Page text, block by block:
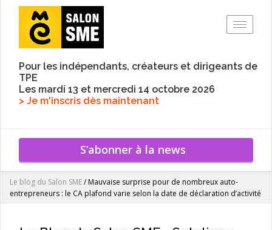
Pour les indépendants, créateurs et dirigeants de
TPE
Les mardi 13 et mercredi 14 octobre 2026
> Je m'inscris dès maintenant
S’abonner à la news
Le blog du Salon SME/Mauvaise surprise pour de nombreux auto-
entrepreneurs : le CA plafond varie selon la date de déclaration d’activité